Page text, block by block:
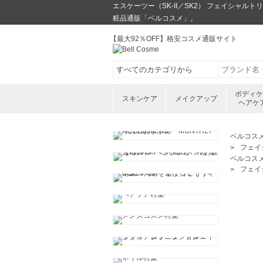
エスケーツー（SK-II／SK2） フェイシャルト
粧品通販「ベルコスメ」。
【最大92％OFF】格安コスメ通販サイト
スキンケア メイクアップ
ボディ
ヘアケ
ベルコス
フェ
ベルコス
フェ